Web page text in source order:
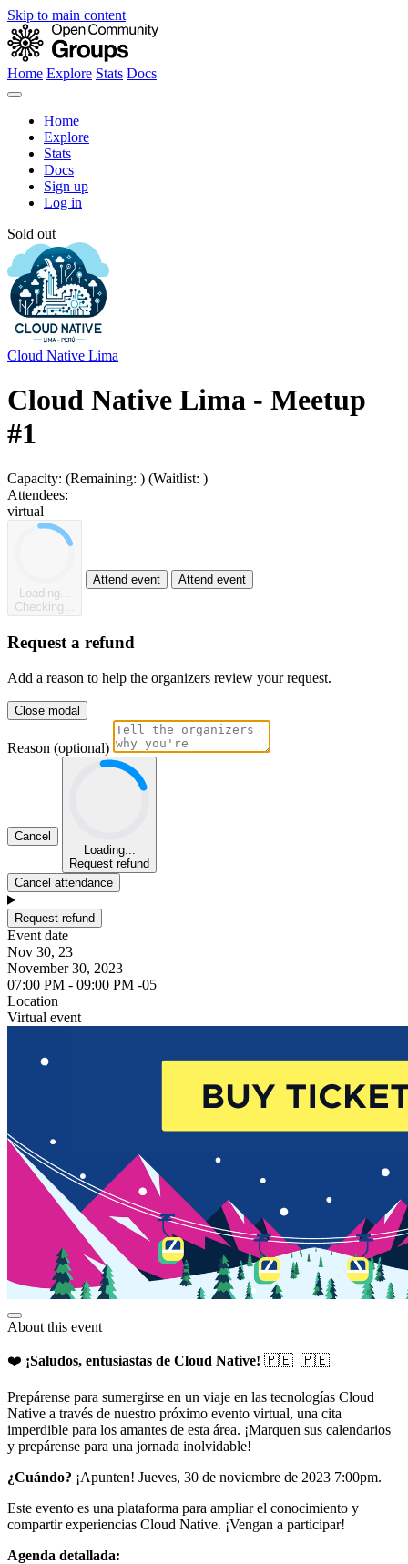
Skip to main content
Home Explore Stats Docs
Home
Explore
Stats
Docs
Sign up
Log in
Sold out
Cloud Native Lima
Cloud Native Lima - Meetup
#1
Capacity: (Remaining: ) (Waitlist: )
Attendees:
virtual
Loading...
Checking...
Attend event Attend event
Request a refund
Add a reason to help the organizers review your request.
Close modal
Reason (optional)
Cancel
Loading...
Request refund
Cancel attendance
Request refund
Event date
Nov 30, 23
November 30, 2023
07:00 PM - 09:00 PM -05
Location
Virtual event
About this event
❤️ ¡Saludos, entusiastas de Cloud Native! 🇵🇪 🇵🇪
Prepárense para sumergirse en un viaje en las tecnologías Cloud
Native a través de nuestro próximo evento virtual, una cita
imperdible para los amantes de esta área. ¡Marquen sus calendarios
y prepárense para una jornada inolvidable!
¿Cuándo? ¡Apunten! Jueves, 30 de noviembre de 2023 7:00pm.
Este evento es una plataforma para ampliar el conocimiento y
compartir experiencias Cloud Native. ¡Vengan a participar!
Agenda detallada: